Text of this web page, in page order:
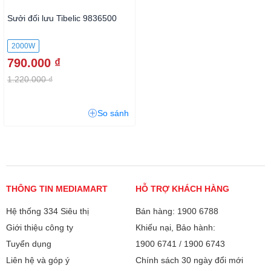
Sưởi đối lưu Tibelic 9836500
2000W
790.000 ₫
1.220.000 ₫
So sánh
THÔNG TIN MEDIAMART
Hệ thống 334 Siêu thị
Giới thiệu công ty
Tuyển dụng
Liên hệ và góp ý
HỖ TRỢ KHÁCH HÀNG
Bán hàng: 1900 6788
Khiếu nại, Bảo hành:
1900 6741 / 1900 6743
Chính sách 30 ngày đổi mới